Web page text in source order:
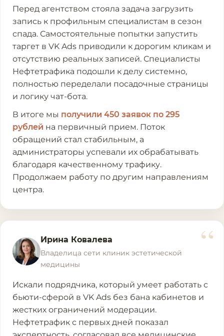
Перед агентством стояла задача загрузить
запись к профильным специалистам в сезон
спада. Самостоятельные попытки запустить
таргет в VK Ads приводили к дорогим кликам и
отсутствию реальных записей. Специалисты
Нефтетрафика подошли к делу системно,
полностью переделали посадочные страницы
и логику чат-бота.
В итоге мы получили 450 заявок по 295
рублей на первичный прием. Поток
обращений стал стабильным, а
администраторы успевали их обрабатывать
благодаря качественному трафику.
Продолжаем работу по другим направлениям
центра.
“
Ирина Ковалева
Владелица сети клиник эстетической
медицины
Искали подрядчика, который умеет работать с
бьюти-сферой в VK Ads без бана кабинетов и
жестких ограничений модерации.
Нефтетрафик с первых дней показал